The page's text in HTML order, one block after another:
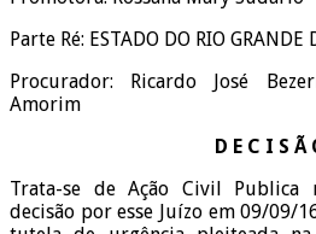
Parte Ré: ESTADO DO RIO GRANDE
Procurador: Ricardo José
Amorim
D E C I S Ã
Trata-se de Ação Civil
decisão por esse Juízo em 09/09/